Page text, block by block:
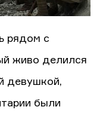
рядом с
живо делился
девушкой,
были